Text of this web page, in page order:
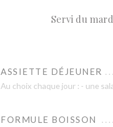
Servi du
ASSIETTE DÉJEUNER
Au choix chaque jour : - une
FORMULE BOISSON